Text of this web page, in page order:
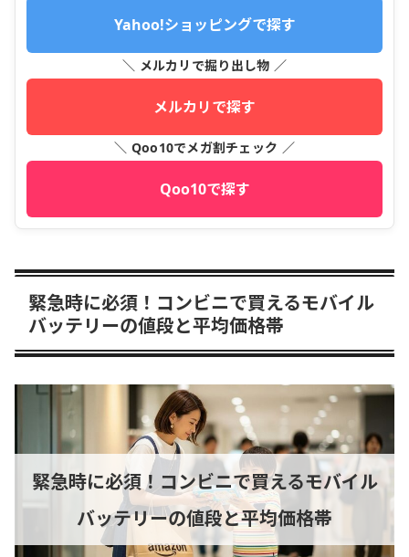
Yahoo!ショッピングで探す
＼ メルカリで掘り出し物 ／
メルカリで探す
＼ Qoo10でメガ割チェック ／
Qoo10で探す
緊急時に必須！コンビニで買えるモバイル
バッテリーの値段と平均価格帯
緊急時に必須！コンビニで買えるモバイル
バッテリーの値段と平均価格帯